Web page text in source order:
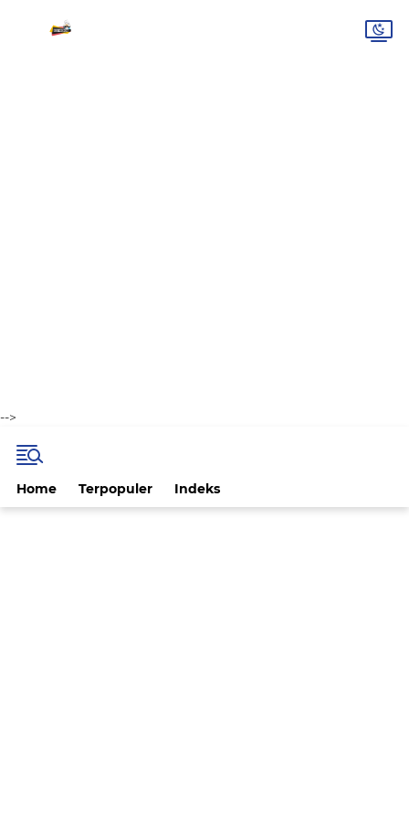
-->
Home Terpopuler Indeks